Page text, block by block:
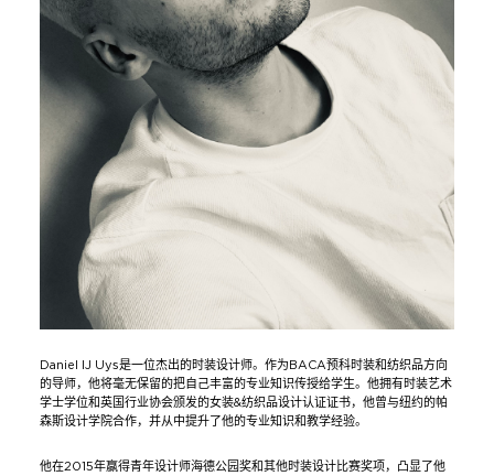
Daniel IJ Uys是一位杰出的时装设计师。作为BACA预科时装和纺织品方向
的导师，他将毫无保留的把自己丰富的专业知识传授给学生。他拥有时装艺术
学士学位和英国行业协会颁发的女装&纺织品设计认证证书，他曾与纽约的帕
森斯设计学院合作，并从中提升了他的专业知识和教学经验。
他在2015年赢得青年设计师海德公园奖和其他时装设计比赛奖项，凸显了他